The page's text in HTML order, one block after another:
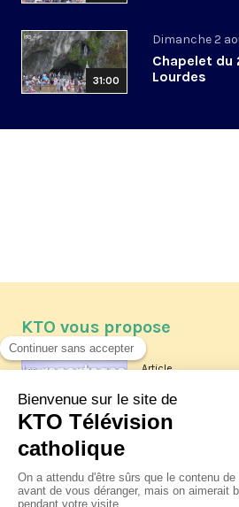
31:00
Dimanche 2
Chapelet du
Lourdes
KTO vous propose
Article
Les reportages
La visite
XIV à Assise à
jeudi 6 août